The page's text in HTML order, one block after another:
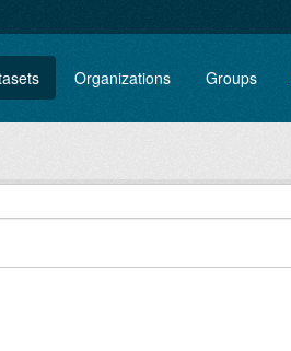
Organizations Groups